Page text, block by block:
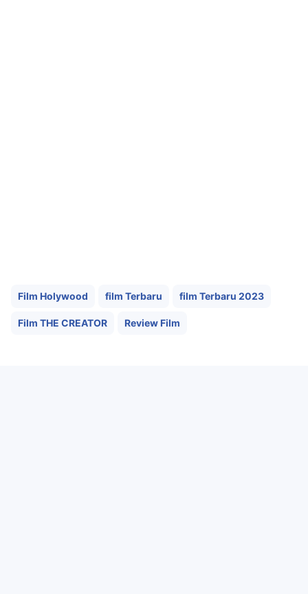
Film Holywood film Terbaru film Terbaru 2023
Film THE CREATOR Review Film